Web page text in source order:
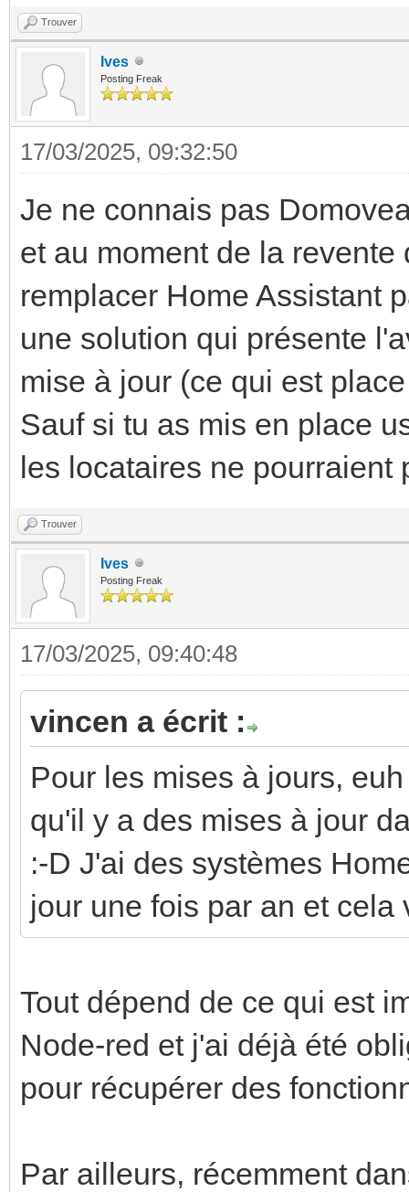
Trouver
Ives
Posting Freak
17/03/2025, 09:32:50
Je ne connais pas
et au moment de la
remplacer Home Assistant
une solution qui présente
mise à jour (ce qui est
Sauf si tu as mis en place
les locataires ne pourraient
Trouver
Ives
Posting Freak
17/03/2025, 09:40:48
vincen a écrit :
Pour les mises à jours,
qu'il y a des mises à jour
:-D J'ai des systèmes
jour une fois par an et
Tout dépend de ce qui est
Node-red et j'ai déjà été
pour récupérer des
Par ailleurs, récemment